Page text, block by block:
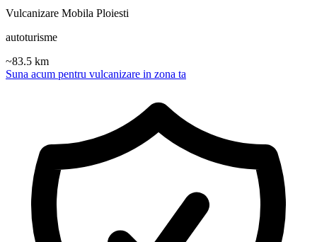
Vulcanizare Mobila Ploiesti
autoturisme
~83.5 km
Suna acum pentru vulcanizare in zona ta